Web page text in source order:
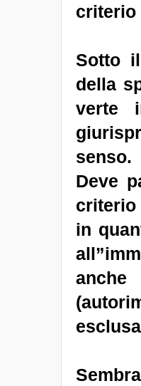
criterio
Sotto
della
verte
senso.
Deve
criterio
in